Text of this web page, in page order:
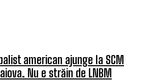
american ajunge la SCM
Nu e străin de LNBM